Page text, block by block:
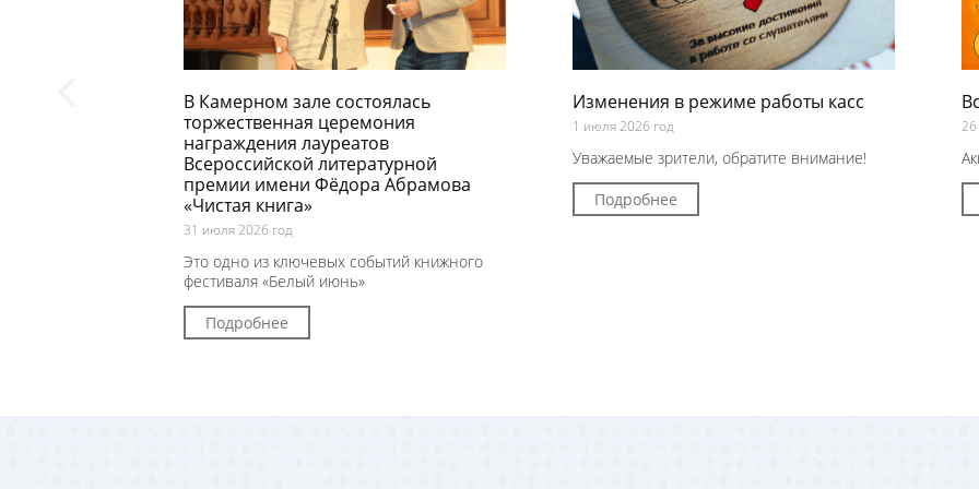
В Камерном зале состоялась
торжественная церемония
награждения лауреатов
Всероссийской литературной
премии имени Фёдора Абрамова
«Чистая книга»
31 июля 2026 год
Это одно из ключевых событий книжного
фестиваля «Белый июнь»
Подробнее
Изменения в режиме работы касс
1 июля 2026 год
Уважаемые зрители, обратите внимание!
Подробнее